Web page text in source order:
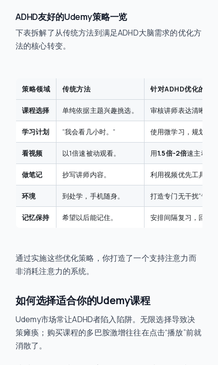
ADHD友好的Udemy策略一览
下表拆解了从传统方法到满足ADHD大脑需求的优化方
法的核心转变。
策略领域 传统方法 针对ADHD优化的方
课程选择 单纯依据主题兴趣挑选。 审核讲师表达清晰度
学习计划 “我会看几小时。” 使用微学习，规划
看视频 以1倍速被动观看。 用1.5倍-2倍速主动观
做笔记 抄写讲师内容。 利用视频优先工具，
环境 到处学，手机随身。 打造专门无干扰“专注
记忆保持 希望以后能记住。 安排间隔复习，回顾
通过实施这些优化策略，你打造了一个支持注意力而
非消耗注意力的系统。
如何选择适合你的Udemy课程
Udemy市场常让ADHD者陷入陷阱。无限选择导致决
策瘫痪；购买课程的多巴胺激增往往在点击“播放”前就
消散了。